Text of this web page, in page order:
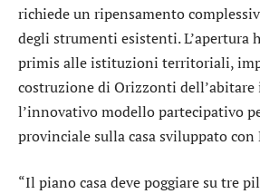
richiede un ripensamento
degli strumenti esistenti. L’apertura
primis alle istituzioni territoriali,
costruzione di Orizzonti
l’innovativo modello partecipativo
provinciale sulla casa sviluppato con
“Il piano casa deve poggiare su tre